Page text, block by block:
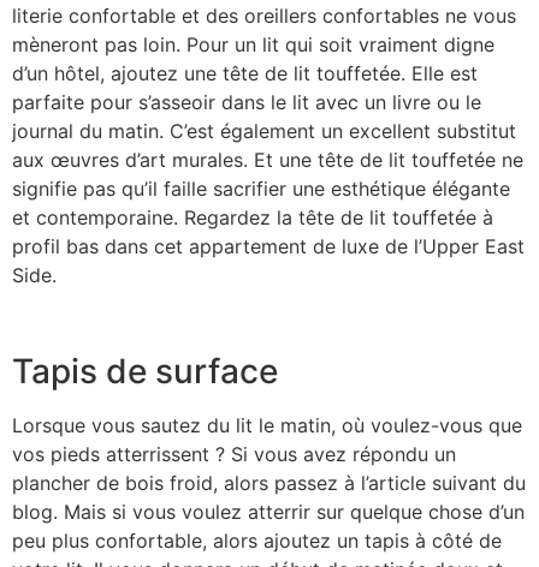
literie confortable et des oreillers confortables ne vous
mèneront pas loin. Pour un lit qui soit vraiment digne
d’un hôtel, ajoutez une tête de lit touffetée. Elle est
parfaite pour s’asseoir dans le lit avec un livre ou le
journal du matin. C’est également un excellent substitut
aux œuvres d’art murales. Et une tête de lit touffetée ne
signifie pas qu’il faille sacrifier une esthétique élégante
et contemporaine. Regardez la tête de lit touffetée à
profil bas dans cet appartement de luxe de l’Upper East
Side.
Tapis de surface
Lorsque vous sautez du lit le matin, où voulez-vous que
vos pieds atterrissent ? Si vous avez répondu un
plancher de bois froid, alors passez à l’article suivant du
blog. Mais si vous voulez atterrir sur quelque chose d’un
peu plus confortable, alors ajoutez un tapis à côté de